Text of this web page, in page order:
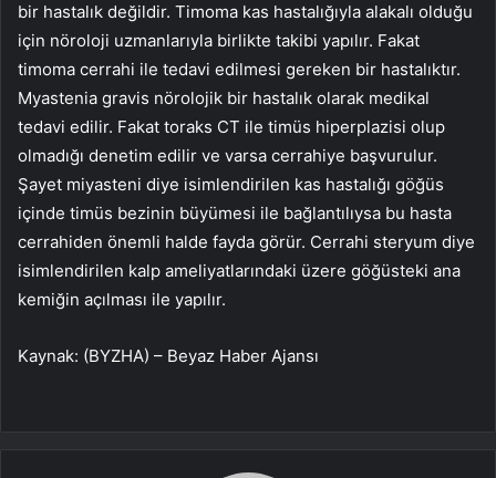
bir hastalık değildir. Timoma kas hastalığıyla alakalı olduğu
için nöroloji uzmanlarıyla birlikte takibi yapılır. Fakat
timoma cerrahi ile tedavi edilmesi gereken bir hastalıktır.
Myastenia gravis nörolojik bir hastalık olarak medikal
tedavi edilir. Fakat toraks CT ile timüs hiperplazisi olup
olmadığı denetim edilir ve varsa cerrahiye başvurulur.
Şayet miyasteni diye isimlendirilen kas hastalığı göğüs
içinde timüs bezinin büyümesi ile bağlantılıysa bu hasta
cerrahiden önemli halde fayda görür. Cerrahi steryum diye
isimlendirilen kalp ameliyatlarındaki üzere göğüsteki ana
kemiğin açılması ile yapılır.
Kaynak: (BYZHA) – Beyaz Haber Ajansı